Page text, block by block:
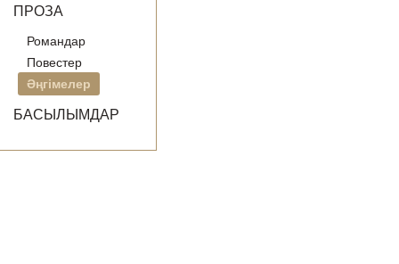
ПРОЗА
Романдар
Повестер
Әңгімелер
БАСЫЛЫМДАР